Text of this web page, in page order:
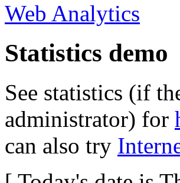
Web Analytics
Statistics demo
See statistics (if
administrator) for
can also try